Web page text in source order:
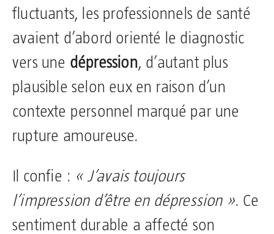
fluctuants, les professionnels de santé
avaient d’abord orienté le diagnostic
vers une dépression, d’autant plus
plausible selon eux en raison d’un
contexte personnel marqué par une
rupture amoureuse.
Il confie : « J’avais toujours
l’impression d’être en dépression ». Ce
sentiment durable a affecté son